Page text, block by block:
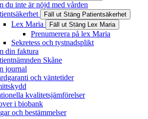
du inte är nöjd med vården
Fäll ut Stäng Patientsäkerhet
Lex Maria Fäll ut Stäng Lex Maria
Prenumerera på lex Maria
Sekretess och tystnadsplikt
din faktura
Skåne
journal
och väntetider
kvalitetsjämförelser
i biobank
och bestämmelser